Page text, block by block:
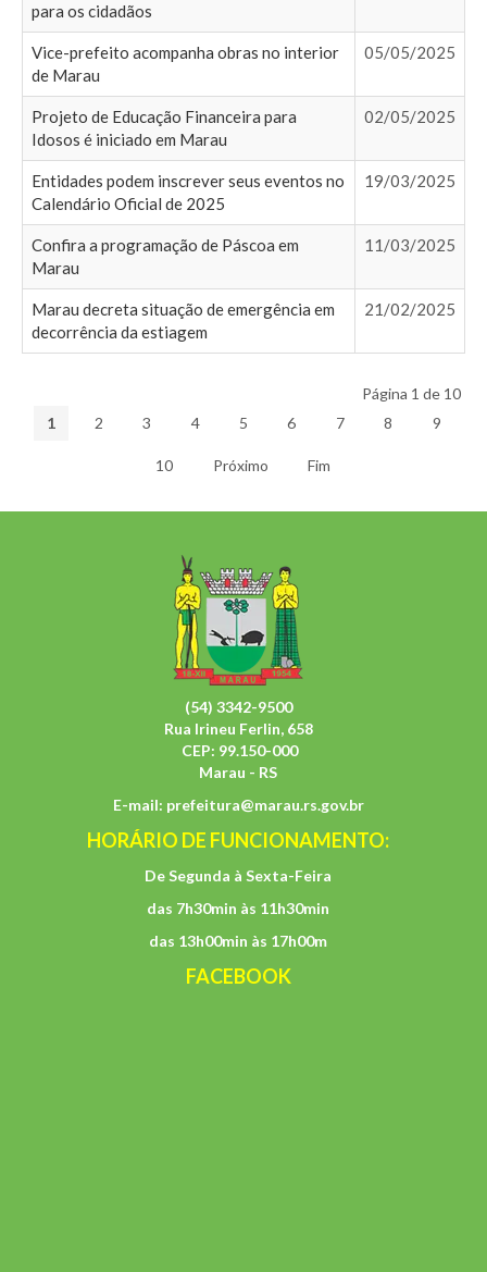
para os cidadãos
Vice-prefeito acompanha obras no interior
de Marau
05/05/2025
Projeto de Educação Financeira para
Idosos é iniciado em Marau
02/05/2025
Entidades podem inscrever seus eventos no
Calendário Oficial de 2025
19/03/2025
Confira a programação de Páscoa em
Marau
11/03/2025
Marau decreta situação de emergência em
decorrência da estiagem
21/02/2025
Página 1 de 10
1
2 3 4 5 6 7 8 9
10 Próximo Fim
(54) 3342-9500
Rua Irineu Ferlin, 658
CEP: 99.150-000
Marau - RS
E-mail: prefeitura@marau.rs.gov.br
HORÁRIO DE FUNCIONAMENTO:
De Segunda à Sexta-Feira
das 7h30min às 11h30min
das 13h00min às 17h00m
FACEBOOK